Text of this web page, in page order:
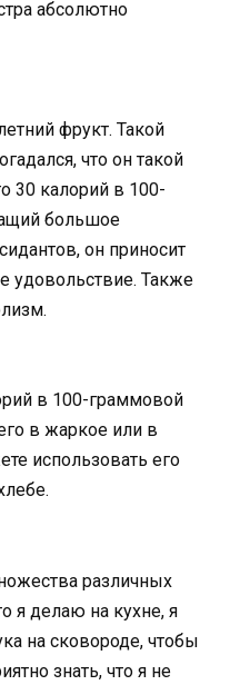
абсолютно
фрукт. Такой
что он такой
30 калорий в 100-
большое
он приносит
удовольствие. Также
в 100-граммовой
в жаркое или в
использовать его
различных
я делаю на кухне, я
на сковороде, чтобы
знать, что я не